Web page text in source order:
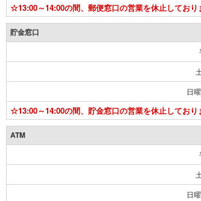
☆13:00～14:00の間、郵便窓口の営業を休止しており
貯金窓口
日
☆13:00～14:00の間、貯金窓口の営業を休止しており
ATM
日